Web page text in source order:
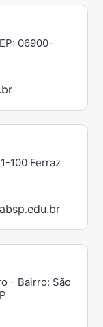
06900-
100 Ferraz
- Bairro: São